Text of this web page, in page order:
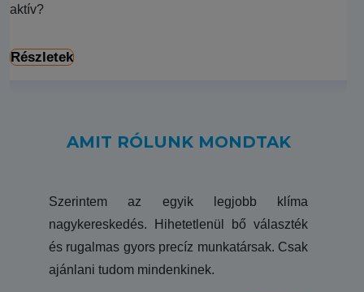
aktív?
Részletek
AMIT RÓLUNK MONDTAK
Szerintem az egyik legjobb klíma
nagykereskedés. Hihetetlenül bő választék
és rugalmas gyors precíz munkatársak. Csak
ajánlani tudom mindenkinek.